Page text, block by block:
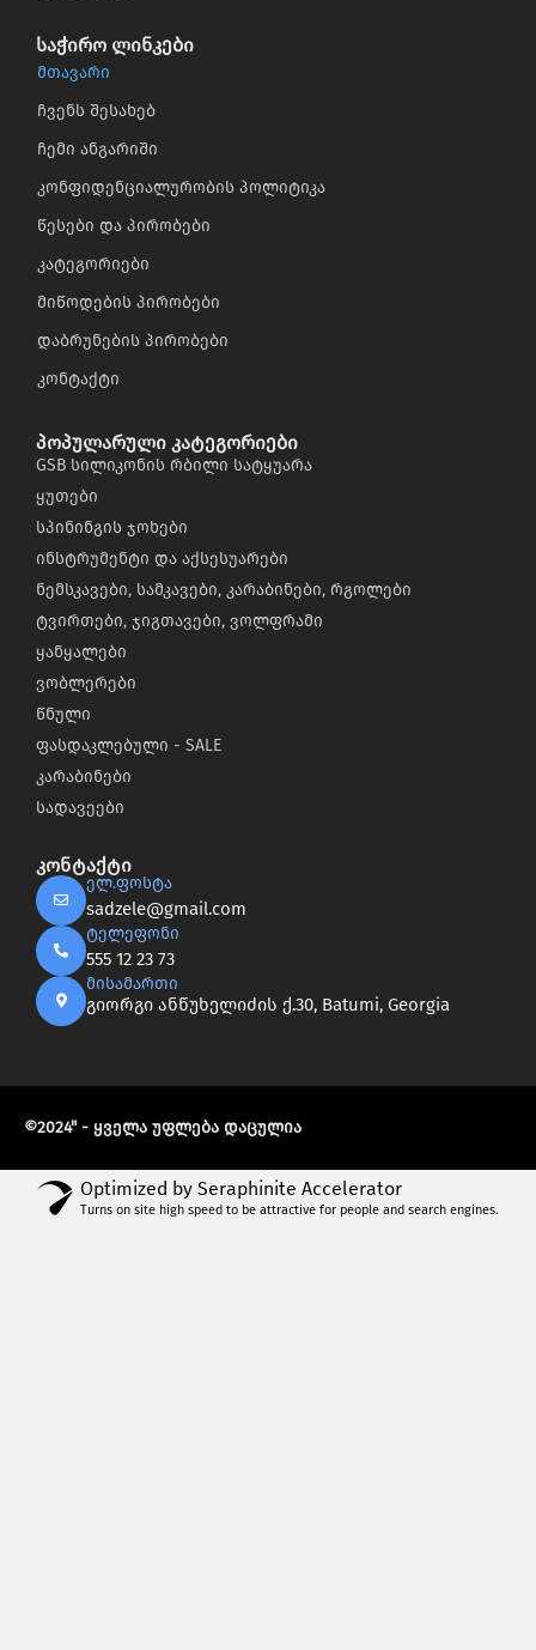
საჭირო ლინკები
მთავარი
ჩვენს შესახებ
ჩემი ანგარიში
კონფიდენციალურობის პოლიტიკა
წესები და პირობები
კატეგორიები
მიწოდების პირობები
დაბრუნების პირობები
კონტაქტი
პოპულარული კატეგორიები
GSB სილიკონის რბილი სატყუარა
ყუთები
სპინინგის ჯოხები
ინსტრუმენტი და აქსესუარები
ნემსკავები, სამკავები, კარაბინები, რგოლები
ტვირთები, ჯიგთავები, ვოლფრამი
ყანყალები
ვობლერები
წნული
ფასდაკლებული - SALE
კარაბინები
სადავეები
კონტაქტი
ელ.ფოსტა
sadzele@gmail.com
ტელეფონი
555 12 23 73
მისამართი
გიორგი ანწუხელიძის ქ.30, Batumi, Georgia
©2024" - ყველა უფლება დაცულია
Optimized by Seraphinite Accelerator
Turns on site high speed to be attractive for people and search engines.